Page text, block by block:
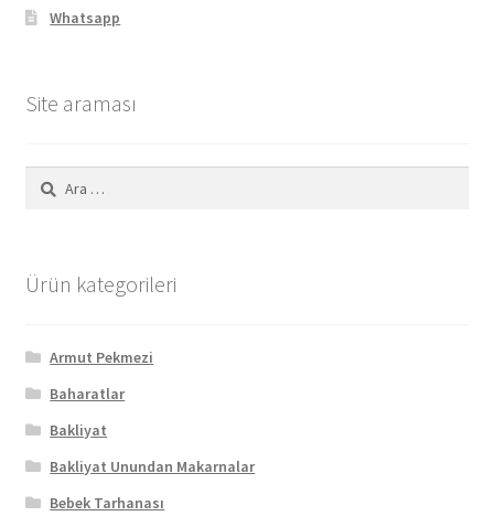
Whatsapp
Site araması
Arama:
Ürün kategorileri
Armut Pekmezi
Baharatlar
Bakliyat
Bakliyat Unundan Makarnalar
Bebek Tarhanası